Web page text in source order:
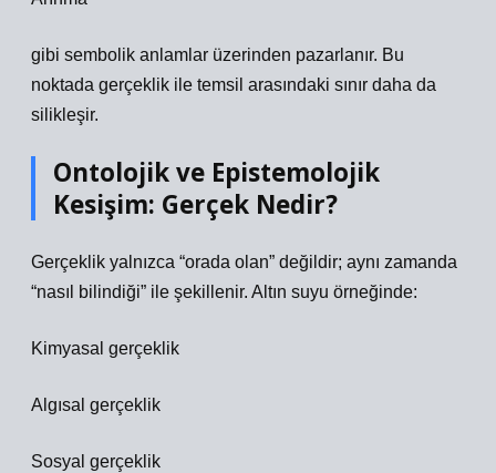
gibi sembolik anlamlar üzerinden pazarlanır. Bu
noktada gerçeklik ile temsil arasındaki sınır daha da
silikleşir.
Ontolojik ve Epistemolojik
Kesişim: Gerçek Nedir?
Gerçeklik yalnızca “orada olan” değildir; aynı zamanda
“nasıl bilindiği” ile şekillenir. Altın suyu örneğinde:
Kimyasal gerçeklik
Algısal gerçeklik
Sosyal gerçeklik